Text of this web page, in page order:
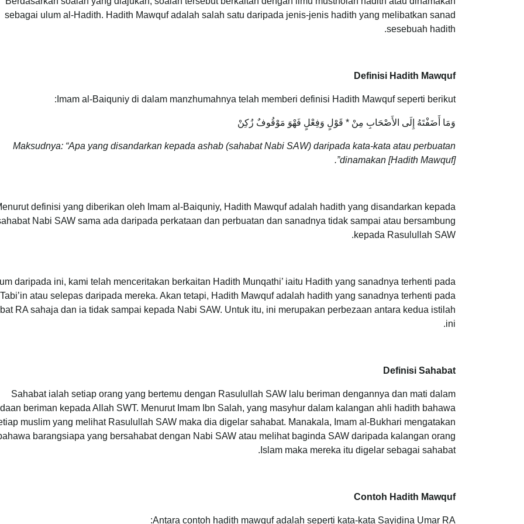
sebagai ulum al-Hadith. Hadith Mawquf adalah salah satu daripada jenis-jenis hadith yang melibatkan sanad
sesebuah hadith.
Definisi Hadith Mawquf
Imam al-Baiquniy di dalam manzhumahnya telah memberi definisi Hadith Mawquf seperti berikut:
وَمَا أَضَفْتَهُ إِلَى الأَصْحَابِ مِنْ * قَوْلٍ وَفِعْلٍ فَهْوَ مَوْقُوفٌ زُكِنْ
Maksudnya: “Apa yang disandarkan kepada ashab (sahabat Nabi SAW) daripada kata-kata atau perbuatan
dinamakan [Hadith Mawquf]”.
definisi yang diberikan oleh Imam al-Baiquniy, Hadith Mawquf adalah hadith yang disandarkan kepada
Nabi SAW sama ada daripada perkataan dan perbuatan dan sanadnya tidak sampai atau bersambung
kepada Rasulullah SAW.
daripada ini, kami telah menceritakan berkaitan Hadith Munqathi’ iaitu Hadith yang sanadnya terhenti pada
Tabi’in atau selepas daripada mereka. Akan tetapi, Hadith Mawquf adalah hadith yang sanadnya terhenti pada
RA sahaja dan ia tidak sampai kepada Nabi SAW. Untuk itu, ini merupakan perbezaan antara kedua istilah
ini.
Definisi Sahabat
Sahabat ialah setiap orang yang bertemu dengan Rasulullah SAW lalu beriman dengannya dan mati dalam
beriman kepada Allah SWT. Menurut Imam Ibn Salah, yang masyhur dalam kalangan ahli hadith bahawa
muslim yang melihat Rasulullah SAW maka dia digelar sahabat. Manakala, Imam al-Bukhari mengatakan
barangsiapa yang bersahabat dengan Nabi SAW atau melihat baginda SAW daripada kalangan orang
Islam maka mereka itu digelar sebagai sahabat.
Contoh Hadith Mawquf
Antara contoh hadith mawquf adalah seperti kata-kata Sayidina Umar RA: